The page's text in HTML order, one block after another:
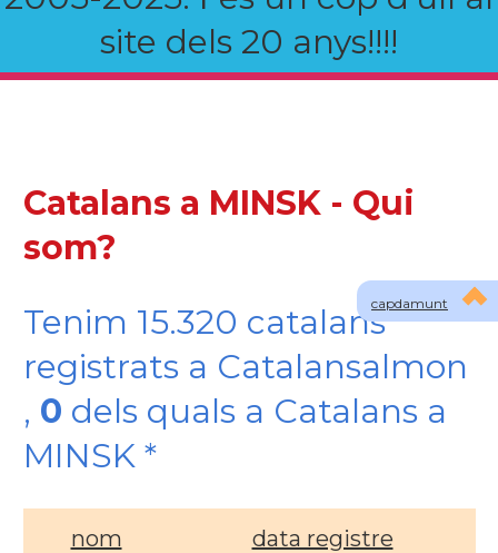
site dels 20 anys!!!!
capdamunt
Catalans a MINSK - Qui
som?
Tenim 15.320 catalans
registrats a Catalansalmon
, 0 dels quals a Catalans a
MINSK *
nom data registre